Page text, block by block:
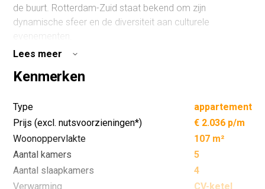
de buurt. Rotterdam-Zuid staat bekend om zijn
dynamische sfeer en de diversiteit aan culturele
evenementen.
bevindt zich op de derde en vierde etage. Voordeur, trap
betreedt u de woonkamer. De keuken is voorzien van een
kookplaat en een afzuigkap. Twee slaapkamers gelegen
op de derde etage en 2 slaapkamers gelegen op de
vierde etage. De badkamer is voorzien van een douche,
3e etage, zo ook op de 4e etage.
Lees meer
Kenmerken
Type
appartement
Prijs (excl. nutsvoorzieningen*)
€ 2.036 p/m
Woonoppervlakte
107 m²
Aantal kamers
5
Aantal slaapkamers
4
Verwarming
CV-ketel